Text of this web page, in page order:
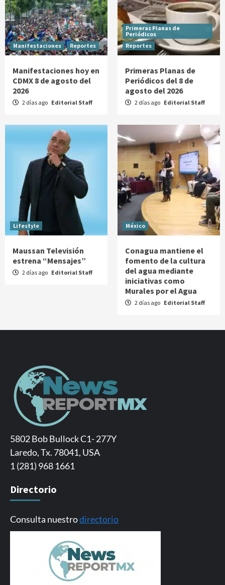
Manifestaciones Reportes
Manifestaciones hoy en
CDMX 8 de agosto del
2026
2 días ago Editorial Staff
Primeras Planas de
Periódicos
Reportes
Primeras Planas de
Periódicos del 8 de
agosto del 2026
2 días ago Editorial Staff
Lifestyle
Maussan Televisión
estrena “Mensajes”
2 días ago Editorial Staff
México
Conagua mantiene el
fomento de la cultura
del agua mediante
iniciativas como
Murales por el Agua
2 días ago Editorial Staff
5802 Bob Bullock C1- 277Y
Laredo, Tx. 78041, USA
1 (281) 968 1661
Directorio
Consulta nuestrodirectorio